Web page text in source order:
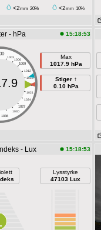
<2mm 20% <2mm 10%
- hPa 15:18:53
1003
1006
1009
1012
1015
1018
1021
1024
1027
1030
1036
Max
1017.9 hPa
Stiger ↑
0.10 hPa
- Lux 15:18:53
Lysstyrke
47103 Lux